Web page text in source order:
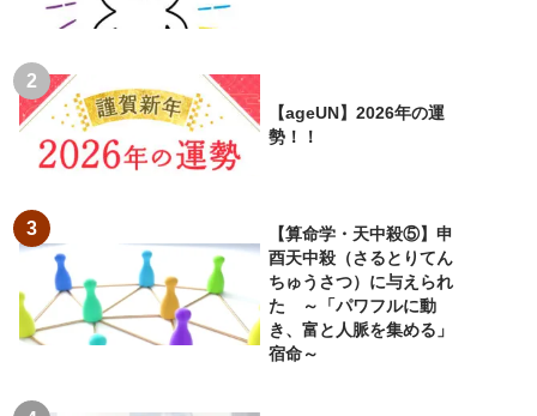
【ageUN】2026年の運
勢！！
【算命学・天中殺⑤】申
酉天中殺（さるとりてん
ちゅうさつ）に与えられ
た ～「パワフルに動
き、富と人脈を集める」
宿命～